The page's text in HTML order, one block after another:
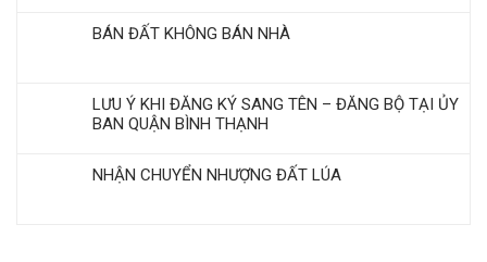
BÁN ĐẤT KHÔNG BÁN NHÀ
LƯU Ý KHI ĐĂNG KÝ SANG TÊN – ĐĂNG BỘ TẠI ỦY
BAN QUẬN BÌNH THẠNH
NHẬN CHUYỂN NHƯỢNG ĐẤT LÚA